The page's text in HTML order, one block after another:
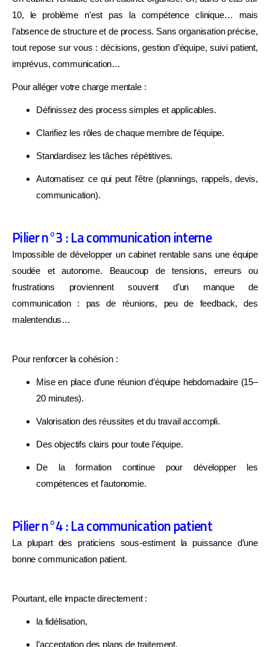
10, le problème n’est pas la compétence clinique… mais
l’absence de structure et de process. Sans organisation précise,
tout repose sur vous : décisions, gestion d’équipe, suivi patient,
imprévus, communication…
Pour alléger votre charge mentale :
Définissez des process simples et applicables.
Clarifiez les rôles de chaque membre de l’équipe.
Standardisez les tâches répétitives.
Automatisez ce qui peut l’être (plannings, rappels, devis,
communication).
Pilier n°3 : La communication interne
Impossible de développer un cabinet rentable sans une équipe
soudée et autonome. Beaucoup de tensions, erreurs ou
frustrations proviennent souvent d’un manque de
communication : pas de réunions, peu de feedback, des
malentendus…
Pour renforcer la cohésion :
Mise en place d’une réunion d’équipe hebdomadaire (15–
20 minutes).
Valorisation des réussites et du travail accompli.
Des objectifs clairs pour toute l’équipe.
De la formation continue pour développer les
compétences et l’autonomie.
Pilier n°4 : La communication patient
La plupart des praticiens sous-estiment la puissance d’une
bonne communication patient.
Pourtant, elle impacte directement :
la fidélisation,
l’acceptation des plans de traitement,
Savez-vous vraiment ce qui
freine votre cabinet ?